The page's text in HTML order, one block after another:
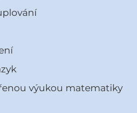
výukou matematiky